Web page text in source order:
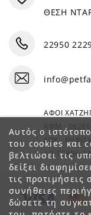
Αυτός ο
του cookies και
βελτιώσει τις
δείξει
τις προτιμήσεις
συνήθειες
δώσετε τη
ΘΕΣΗ
22950
ΑΦΟΙ
ΑΦΜ :
ΔΟΥ :
ΑΡ. ΓΕΜΗ: